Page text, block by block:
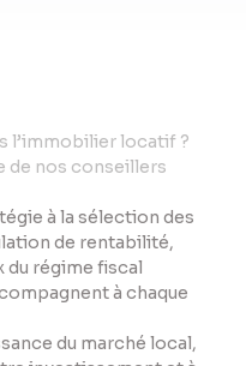
l’immobilier locatif ?
de nos conseillers
à la sélection des
de rentabilité,
du régime fiscal
à chaque
du marché local,